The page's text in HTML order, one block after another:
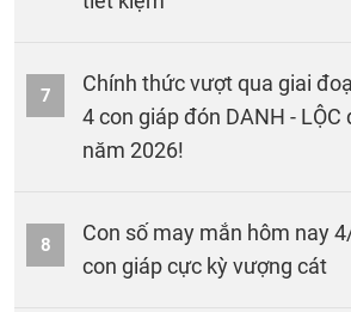
7
Chính thức vượt qua giai
4 con giáp đón DANH - LỘC
năm 2026!
8
Con số may mắn hôm nay
con giáp cực kỳ vượng cát